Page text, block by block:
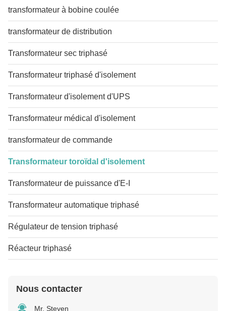
transformateur à bobine coulée
transformateur de distribution
Transformateur sec triphasé
Transformateur triphasé d'isolement
Transformateur d'isolement d'UPS
Transformateur médical d'isolement
transformateur de commande
Transformateur toroïdal d'isolement
Transformateur de puissance d'E-I
Transformateur automatique triphasé
Régulateur de tension triphasé
Réacteur triphasé
Nous contacter
Mr. Steven